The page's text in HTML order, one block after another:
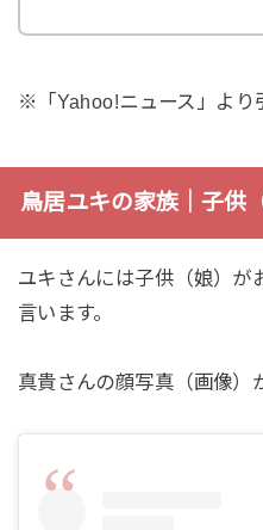
※「Yahoo!ニュース」より
鳥居ユキの家族｜子供
ユキさんには子供（娘）が
言います。
真貴さんの顔写真（画像）